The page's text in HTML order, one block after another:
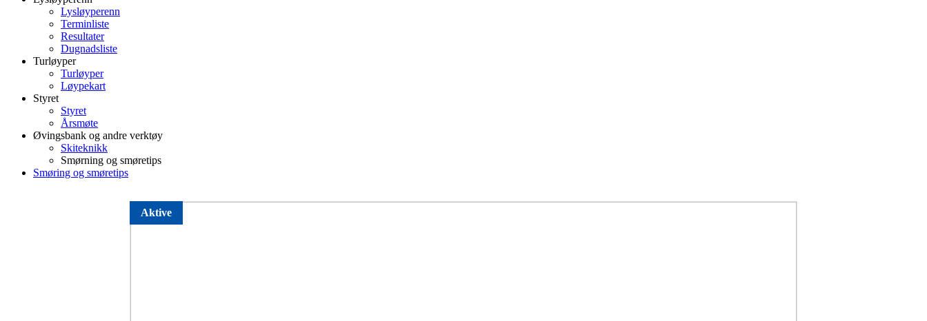
Lysløyperenn
Terminliste
Resultater
Dugnadsliste
Turløyper
Turløyper
Løypekart
Styret
Styret
Årsmøte
Øvingsbank og andre verktøy
Skiteknikk
Smørning og smøretips
Smøring og smøretips
Aktive